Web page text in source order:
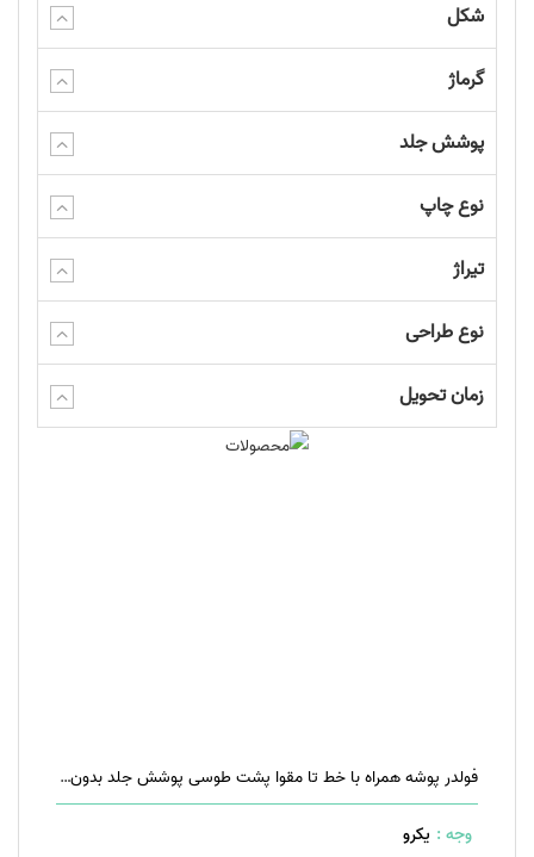
شکل
گرماژ
پوشش جلد
نوع چاپ
تیراژ
نوع طراحی
زمان تحویل
فولدر پوشه همراه با خط تا مقوا پشت طوسی پوشش جلد بدون پوشش افست دو رنگ (قرمز و مشکی)
وجه : یکرو